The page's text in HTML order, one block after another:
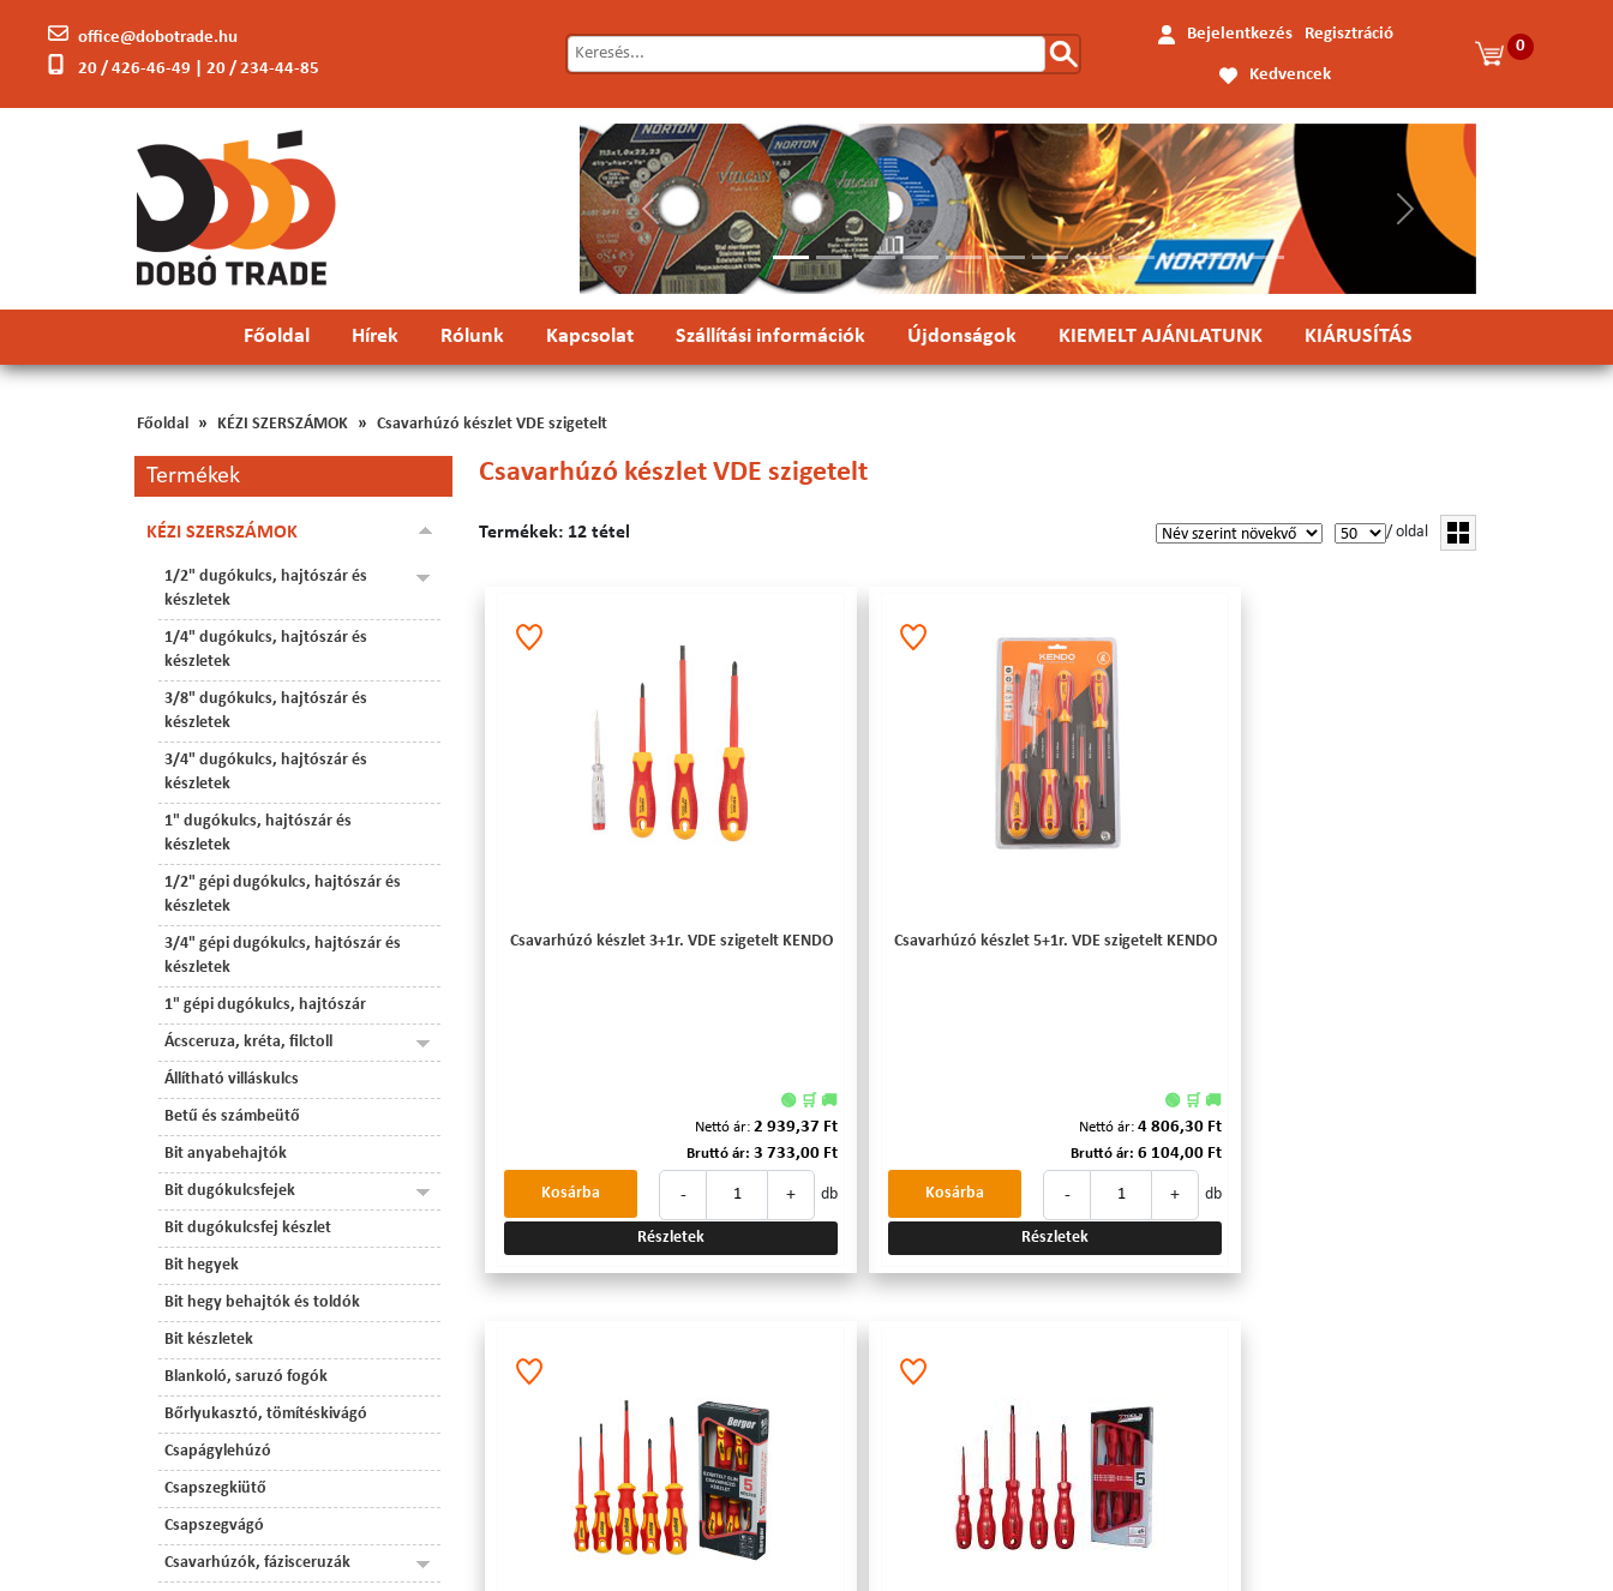
office@dobotrade.hu
20 / 426-46-49 | 20 / 234-44-85
Bejelentkezés Regisztráció
Kedvencek
0
Előző Következő
Főoldal Hírek Rólunk Kapcsolat Szállítási információk Újdonságok KIEMELT AJÁNLATUNK KIÁRUSÍTÁS
Főoldal KÉZI SZERSZÁMOK Csavarhúzó készlet VDE szigetelt
Termékek
KÉZI SZERSZÁMOK
1/2" dugókulcs, hajtószár és
készletek
1/4" dugókulcs, hajtószár és
készletek
3/8" dugókulcs, hajtószár és
készletek
3/4" dugókulcs, hajtószár és
készletek
1" dugókulcs, hajtószár és
készletek
1/2" gépi dugókulcs, hajtószár és
készletek
3/4" gépi dugókulcs, hajtószár és
készletek
1" gépi dugókulcs, hajtószár
Ácsceruza, kréta, filctoll
Állítható villáskulcs
Betű és számbeütő
Bit anyabehajtók
Bit dugókulcsfejek
Bit dugókulcsfej készlet
Bit hegyek
Bit hegy behajtók és toldók
Bit készletek
Blankoló, saruzó fogók
Bőrlyukasztó, tömítéskivágó
Csapágylehúzó
Csapszegkiütő
Csapszegvágó
Csavarhúzók, fázisceruzák
Csavarhúzó készlet VDE szigetelt
Termékek: 12 tétel / oldal
Csavarhúzó készlet 3+1r. VDE szigetelt KENDO
🟢 🛒 🚚
Nettó ár: 2 939,37 Ft
Bruttó ár: 3 733,00 Ft
- + db
Kosárba
Részletek
Csavarhúzó készlet 5+1r. VDE szigetelt KENDO
🟢 🛒 🚚
Nettó ár: 4 806,30 Ft
Bruttó ár: 6 104,00 Ft
- + db
Kosárba
Részletek